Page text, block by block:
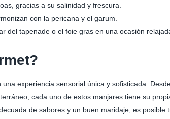
gracias a su salinidad y frescura.
con la pericana y el garum.
del tapenade o el foie gras en una ocasión
experiencia sensorial única y sofisticada.
cada uno de estos manjares tiene su
de sabores y un buen maridaje, es posible